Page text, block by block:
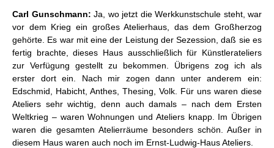
Carl Gunschmann: Ja, wo jetzt die Werkkunstschule steht, war
vor dem Krieg ein großes Atelierhaus, das dem Großherzog
gehörte. Es war mit eine der Leistung der Sezession, daß sie es
fertig brachte, dieses Haus ausschließlich für Künstlerateliers
zur Verfügung gestellt zu bekommen. Übrigens zog ich als
erster dort ein. Nach mir zogen dann unter anderem ein:
Edschmid, Habicht, Anthes, Thesing, Volk. Für uns waren diese
Ateliers sehr wichtig, denn auch damals – nach dem Ersten
Weltkrieg – waren Wohnungen und Ateliers knapp. Im Übrigen
waren die gesamten Atelierräume besonders schön. Außer in
diesem Haus waren auch noch im Ernst-Ludwig-Haus Ateliers.